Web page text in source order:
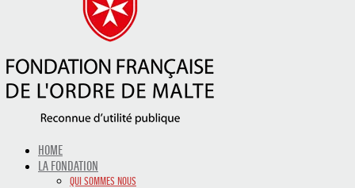
HOME
LA FONDATION
QUI SOMMES NOUS